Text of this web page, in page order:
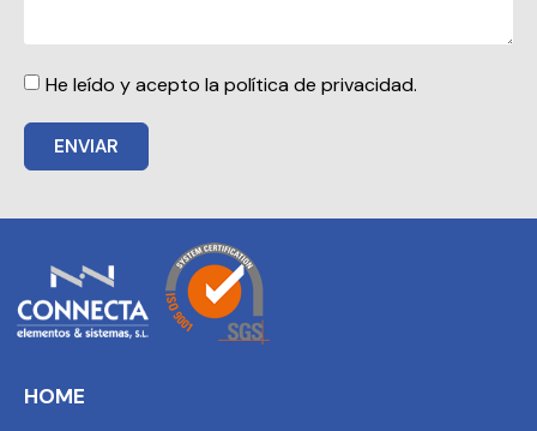
He leído y acepto la política de privacidad.
ENVIAR
HOME